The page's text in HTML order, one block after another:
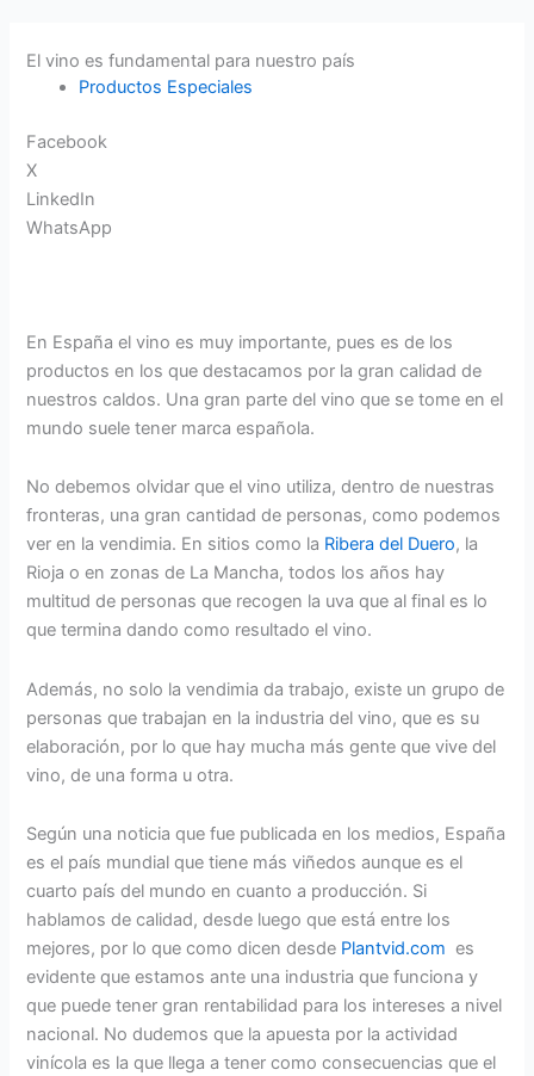
El vino es fundamental para nuestro país
Productos Especiales
Facebook
X
LinkedIn
WhatsApp
En España el vino es muy importante, pues es de los
productos en los que destacamos por la gran calidad de
nuestros caldos. Una gran parte del vino que se tome en el
mundo suele tener marca española.
No debemos olvidar que el vino utiliza, dentro de nuestras
fronteras, una gran cantidad de personas, como podemos
ver en la vendimia. En sitios como la Ribera del Duero, la
Rioja o en zonas de La Mancha, todos los años hay
multitud de personas que recogen la uva que al final es lo
que termina dando como resultado el vino.
Además, no solo la vendimia da trabajo, existe un grupo de
personas que trabajan en la industria del vino, que es su
elaboración, por lo que hay mucha más gente que vive del
vino, de una forma u otra.
Según una noticia que fue publicada en los medios, España
es el país mundial que tiene más viñedos aunque es el
cuarto país del mundo en cuanto a producción. Si
hablamos de calidad, desde luego que está entre los
mejores, por lo que como dicen desde Plantvid.com es
evidente que estamos ante una industria que funciona y
que puede tener gran rentabilidad para los intereses a nivel
nacional. No dudemos que la apuesta por la actividad
vinícola es la que llega a tener como consecuencias que el